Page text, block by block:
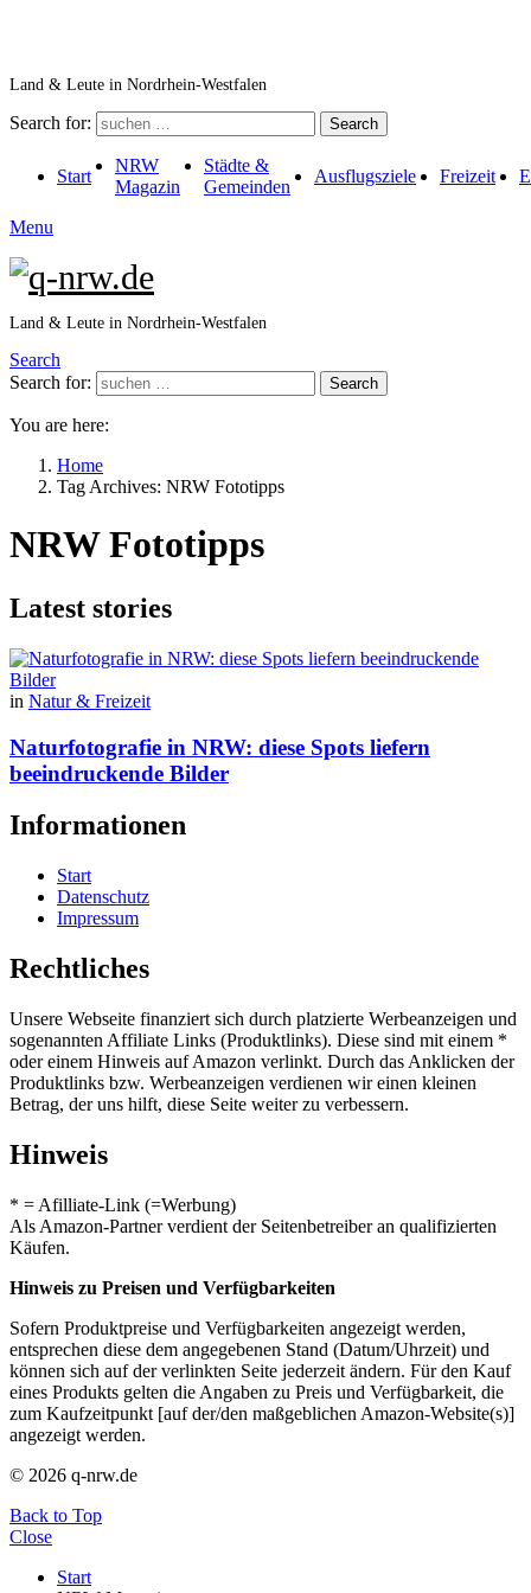
Land & Leute in Nordrhein-Westfalen
Search for: Search
Start
NRW
Magazin
Städte &
Gemeinden
Ausflugsziele Freizeit
Menu
Land & Leute in Nordrhein-Westfalen
Search
Search for:
Search
You are here:
Home
Tag Archives: NRW Fototipps
NRW Fototipps
Latest stories
in Natur & Freizeit
Naturfotografie in NRW: diese Spots liefern
beeindruckende Bilder
Informationen
Start
Datenschutz
Impressum
Rechtliches
Unsere Webseite finanziert sich durch platzierte Werbeanzeigen und
sogenannten Affiliate Links (Produktlinks). Diese sind mit einem *
oder einem Hinweis auf Amazon verlinkt. Durch das Anklicken der
Produktlinks bzw. Werbeanzeigen verdienen wir einen kleinen
Betrag, der uns hilft, diese Seite weiter zu verbessern.
Hinweis
* = Afilliate-Link (=Werbung)
Als Amazon-Partner verdient der Seitenbetreiber an qualifizierten
Käufen.
Hinweis zu Preisen und Verfügbarkeiten
Sofern Produktpreise und Verfügbarkeiten angezeigt werden,
entsprechen diese dem angegebenen Stand (Datum/Uhrzeit) und
können sich auf der verlinkten Seite jederzeit ändern. Für den Kauf
eines Produkts gelten die Angaben zu Preis und Verfügbarkeit, die
zum Kaufzeitpunkt [auf der/den maßgeblichen Amazon-Website(s)]
angezeigt werden.
© 2026 q-nrw.de
Back to Top
Close
Start